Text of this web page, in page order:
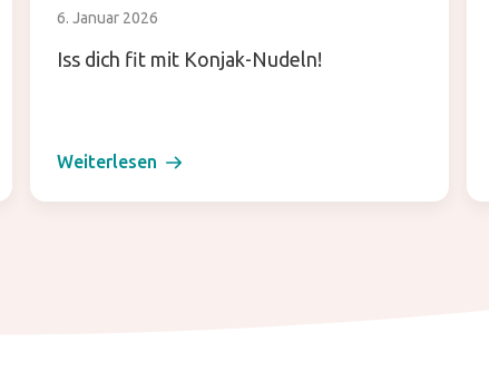
6. Januar 2026
Iss dich fit mit Konjak-Nudeln!
Weiterlesen